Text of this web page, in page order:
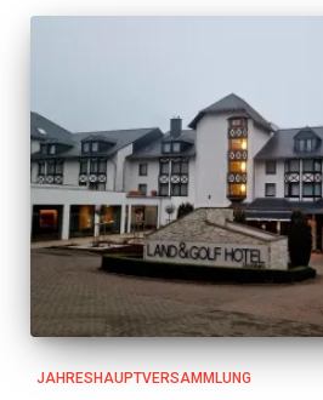
JAHRESHAUPTVERSAMMLUNG